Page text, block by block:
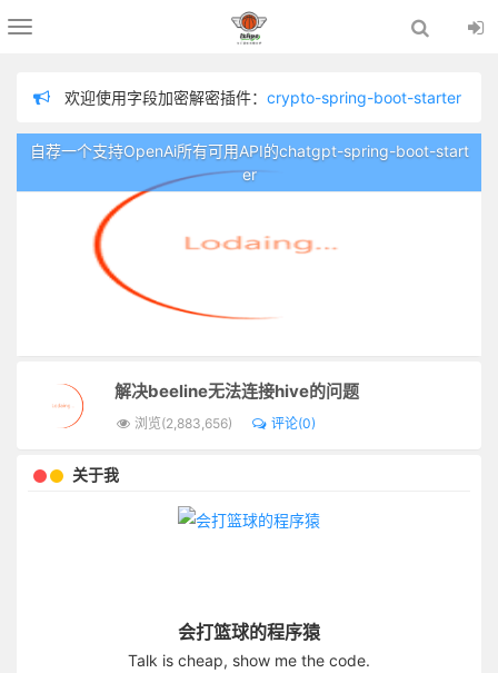
Toggle
欢迎使用字段加密解密插件：crypto-spring-boot-starter
欢迎使用分布式链路追踪插件：logging-tracer
欢迎使用数据脱敏插件：
sensitive-spring-boot-starter
欢迎使用日志记录器插件：logger-spring-boot-starter
自荐一个支持OpenAi所有可用API的chatgpt-spring-boot-start
er
解决beeline无法连接hive的问题
浏览(2,883,656) 评论(0)
关于我
会打篮球的程序猿
Talk is cheap, show me the code.